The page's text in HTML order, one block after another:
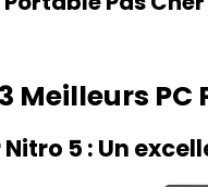
Meilleurs
5 : Un